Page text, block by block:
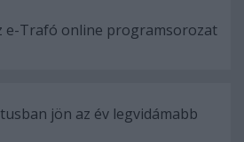
e-Trafó online programsorozat
jön az év legvidámabb